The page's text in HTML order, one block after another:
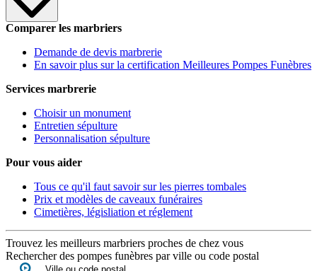
Comparer les marbriers
Demande de devis marbrerie
En savoir plus sur la certification Meilleures Pompes Funèbres
Services marbrerie
Choisir un monument
Entretien sépulture
Personnalisation sépulture
Pour vous aider
Tous ce qu'il faut savoir sur les pierres tombales
Prix et modèles de caveaux funéraires
Cimetières, législiation et réglement
Trouvez les meilleurs marbriers proches de chez vous
Rechercher des pompes funèbres par ville ou code postal